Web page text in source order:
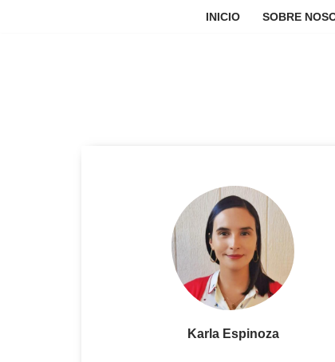
INICIO SOBRE
Karla Espinoza